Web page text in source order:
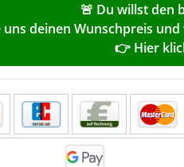
🚨 Du willst den
uns deinen Wunschpreis
👉 Hier